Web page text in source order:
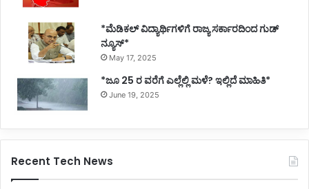
*ಮೆಡಿಕಲ್ ವಿದ್ಯಾರ್ಥಿಗಳಿಗೆ ರಾಜ್ಯ ಸರ್ಕಾರದಿಂದ ಗುಡ್
ನ್ಯೂಸ್*
May 17, 2025
*ಜೂ 25 ರ ವರೆಗೆ ಎಲ್ಲೆಲ್ಲಿ ಮಳೆ? ಇಲ್ಲಿದೆ ಮಾಹಿತಿ*
June 19, 2025
Recent Tech News